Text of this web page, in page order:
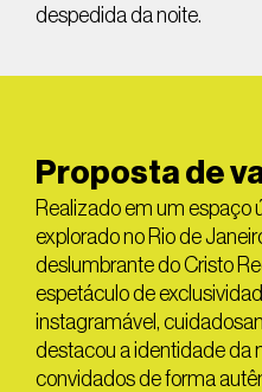
despedida da noite.
Proposta de
Realizado em um espaço
explorado no Rio de
deslumbrante do Cristo
espetáculo de
instagramável,
destacou a identidade da
convidados de forma